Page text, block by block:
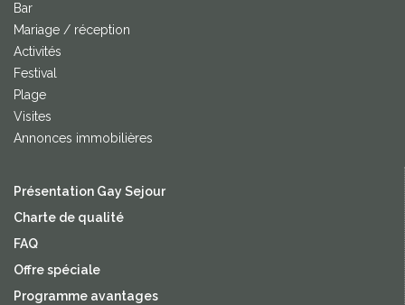
Bar
Mariage / réception
Activités
Festival
Plage
Visites
Annonces immobilières
Présentation Gay Sejour
Charte de qualité
FAQ
Offre spéciale
Programme avantages